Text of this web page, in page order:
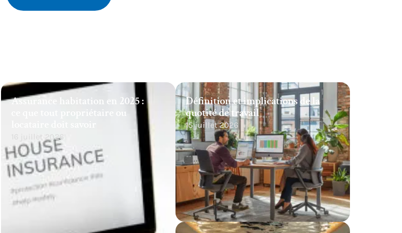
Assurance habitation en 2025 :
ce que tout propriétaire ou
16 juillet 2026
Définition et implications de la
quotité de travail
15 juillet 2026